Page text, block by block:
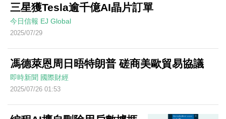
三星獲Tesla逾千億AI晶片訂單
今日信報 EJ Global
2025/07/29
馮德萊恩周日晤特朗普 磋商美歐貿易協議
即時新聞 國際財經
2025/07/26 01:53